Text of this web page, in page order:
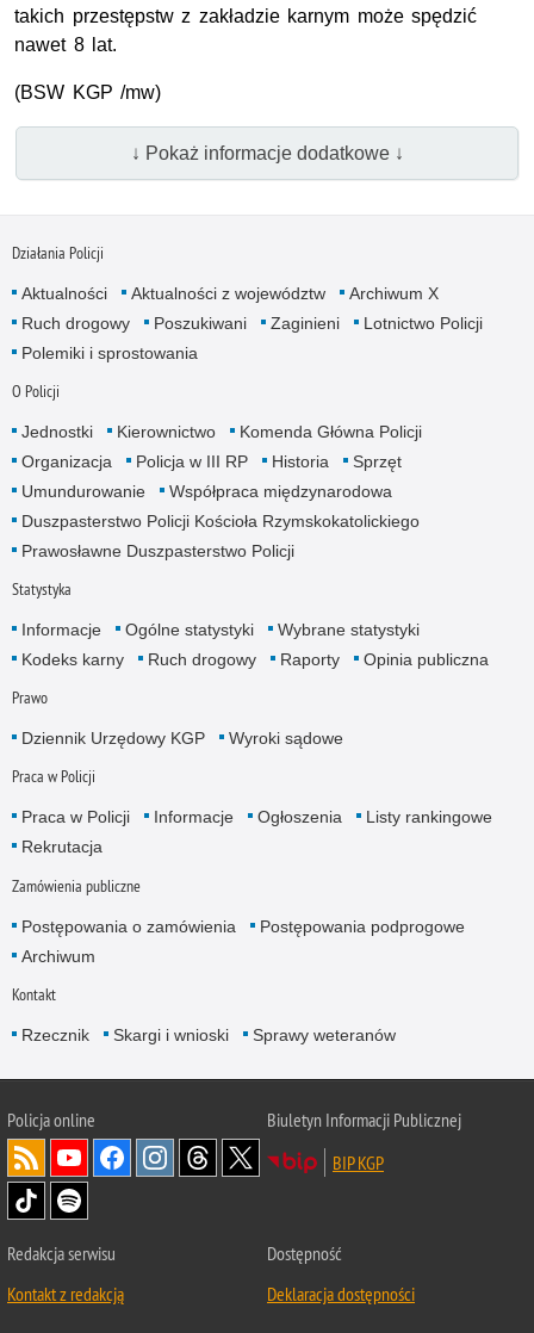
takich przestępstw z zakładzie karnym może spędzić
nawet 8 lat.
(BSW KGP /mw)
↓ Pokaż informacje dodatkowe ↓
Działania Policji
Aktualności Aktualności z województw
Archiwum X
Ruch drogowy
Poszukiwani Zaginieni
Lotnictwo Policji
Polemiki i sprostowania
O Policji
Jednostki Kierownictwo
Komenda Główna Policji
Organizacja
Policja w III RP Historia
Sprzęt
Umundurowanie
Współpraca międzynarodowa
Duszpasterstwo Policji Kościoła Rzymskokatolickiego
Prawosławne Duszpasterstwo Policji
Statystyka
Informacje Ogólne statystyki
Wybrane statystyki
Kodeks karny
Ruch drogowy Raporty Opinia publiczna
Prawo
Dziennik Urzędowy KGP Wyroki sądowe
Praca w Policji
Praca w Policji Informacje Ogłoszenia
Listy rankingowe
Rekrutacja
Zamówienia publiczne
Postępowania o zamówienia
Postępowania podprogowe
Archiwum
Kontakt
Rzecznik Skargi i wnioski Sprawy weteranów
Policjaonline
Biuletyn Informacji Publicznej
BIP KGP
Redakcja serwisu
Kontakt z redakcją
Dostępność
Deklaracja dostępności